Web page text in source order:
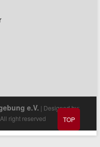
e.V. | Designed by:
right reserved TOP